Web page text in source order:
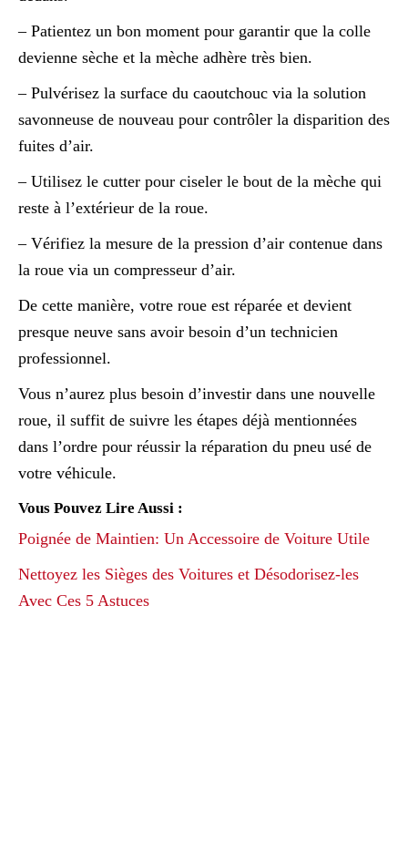
– Patientez un bon moment pour garantir que la colle
devienne sèche et la mèche adhère très bien.
– Pulvérisez la surface du caoutchouc via la solution
savonneuse de nouveau pour contrôler la disparition des
fuites d’air.
– Utilisez le cutter pour ciseler le bout de la mèche qui
reste à l’extérieur de la roue.
– Vérifiez la mesure de la pression d’air contenue dans
la roue via un compresseur d’air.
De cette manière, votre roue est réparée et devient
presque neuve sans avoir besoin d’un technicien
professionnel.
Vous n’aurez plus besoin d’investir dans une nouvelle
roue, il suffit de suivre les étapes déjà mentionnées
dans l’ordre pour réussir la réparation du pneu usé de
votre véhicule.
Vous Pouvez Lire Aussi :
Poignée de Maintien: Un Accessoire de Voiture Utile
Nettoyez les Sièges des Voitures et Désodorisez-les
Avec Ces 5 Astuces